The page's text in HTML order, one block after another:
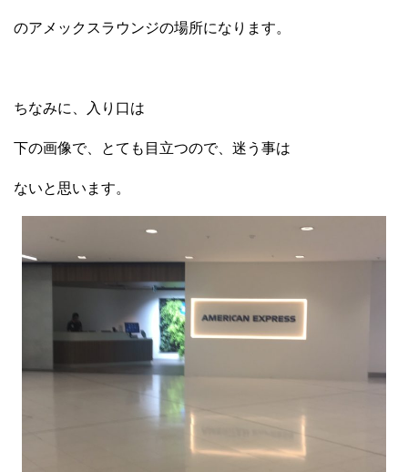
のアメックスラウンジの場所になります。
ちなみに、入り口は
下の画像で、とても目立つので、迷う事は
ないと思います。